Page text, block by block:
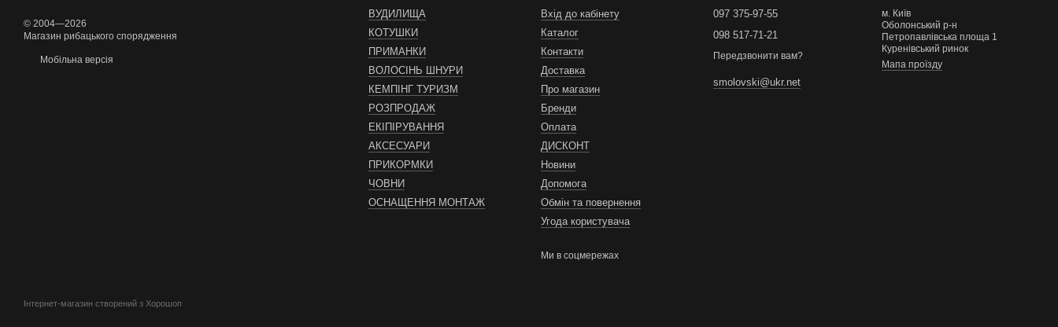
© 2004—2026
Магазин рибацького спорядження
Мобільна версія
Інтернет-магазин створений з Хорошоп
ВУДИЛИЩА
КОТУШКИ
ПРИМАНКИ
ВОЛОСІНЬ ШНУРИ
КЕМПІНГ ТУРИЗМ
РОЗПРОДАЖ
ЕКІПІРУВАННЯ
АКСЕСУАРИ
ПРИКОРМКИ
ЧОВНИ
ОСНАЩЕННЯ МОНТАЖ
Вхід до кабінету
Каталог
Контакти
Доставка
Про магазин
Бренди
Оплата
ДИСКОНТ
Новини
Допомога
Обмін та повернення
Угода користувача
Ми в соцмережах
097 375-97-55
098 517-71-21
Передзвонити вам?
smolovski@ukr.net
м. Київ
Оболонський р-н
Петропавлівська площа 1
Куренівський ринок
Мапа проїзду